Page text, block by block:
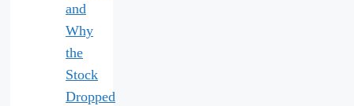
and
Why
the
Stock
Dropped